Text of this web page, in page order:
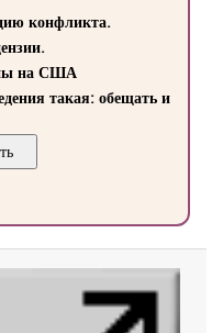
конфликта.
на США
такая: обещать и